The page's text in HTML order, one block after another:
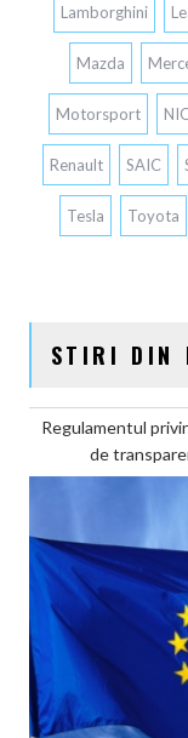
Lamborghini
Mazda
Motorsport
Renault SAIC
Tesla Toyota
STIRI DIN
Regulamentul
de